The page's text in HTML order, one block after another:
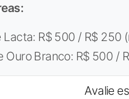
Lacta: R$ 500 / R$ 250
Ouro Branco: R$ 500 /
Avalie